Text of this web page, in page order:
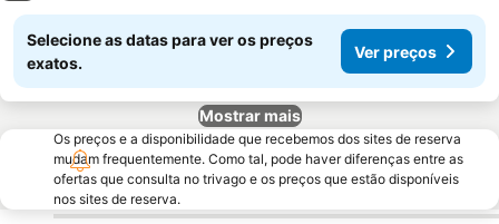
Selecione as datas para ver os preços
exatos.
Ver preços
Mostrar mais
Os preços e a disponibilidade que recebemos dos sites de reserva
mudam frequentemente. Como tal, pode haver diferenças entre as
ofertas que consulta no trivago e os preços que estão disponíveis
nos sites de reserva.